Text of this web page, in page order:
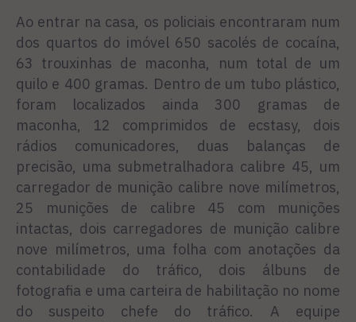
Ao entrar na casa, os policiais encontraram num
dos quartos do imóvel 650 sacolés de cocaína,
63 trouxinhas de maconha, num total de um
quilo e 400 gramas. Dentro de um tubo plástico,
foram localizados ainda 300 gramas de
maconha, 12 comprimidos de ecstasy, dois
rádios comunicadores, duas balanças de
precisão, uma submetralhadora calibre 45, um
carregador de munição calibre nove milímetros,
25 munições de calibre 45 com munições
intactas, dois carregadores de munição calibre
nove milímetros, uma folha com anotações da
contabilidade do tráfico, dois álbuns de
fotografia e uma carteira de habilitação no nome
do suspeito chefe do tráfico. A equipe